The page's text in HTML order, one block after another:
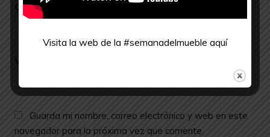
Correo electrónico
Web
Guarda mi nombre, correo electrónico y web en este
navegador para la próxima vez que comente.
Visita la web de la #semanadelmueble aquí